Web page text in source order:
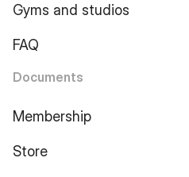
Gyms and studios
FAQ
Documents
Membership
Store